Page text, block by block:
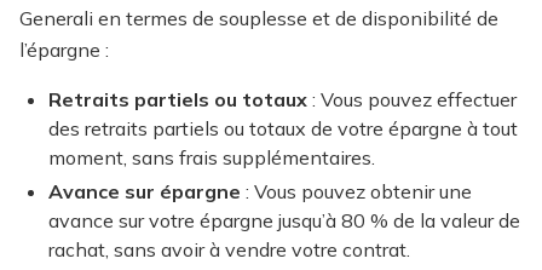
Generali en termes de souplesse et de disponibilité de
l’épargne :
Retraits partiels ou totaux : Vous pouvez effectuer
des retraits partiels ou totaux de votre épargne à tout
moment, sans frais supplémentaires.
Avance sur épargne : Vous pouvez obtenir une
avance sur votre épargne jusqu’à 80 % de la valeur de
rachat, sans avoir à vendre votre contrat.